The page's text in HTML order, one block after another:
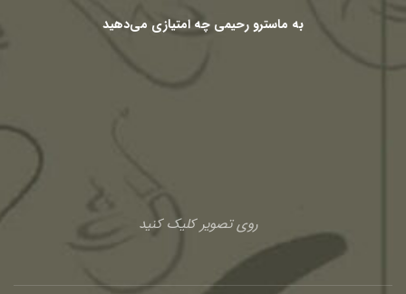
به ماسترو رحیمی چه امتیازی می‌دهید
روی تصویر کلیک کنید